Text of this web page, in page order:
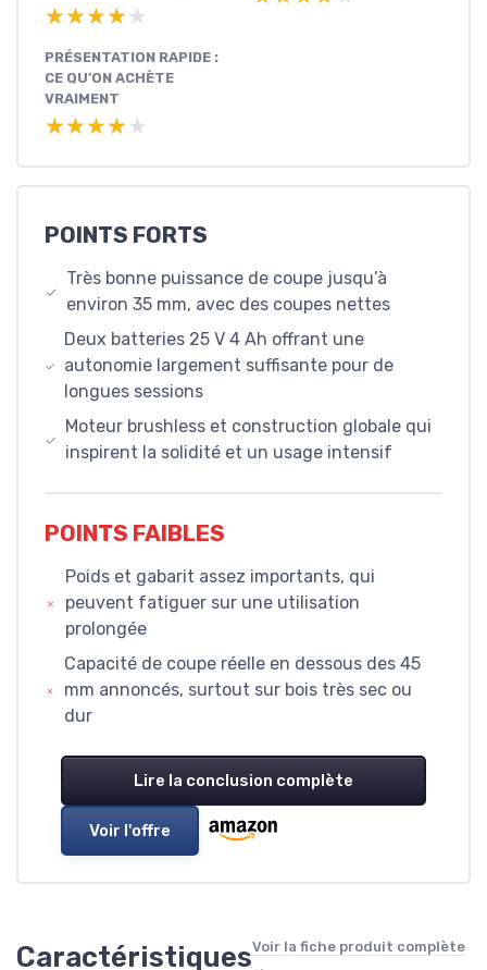
★★★★★
★★★★★
PRÉSENTATION RAPIDE :
CE QU’ON ACHÈTE
VRAIMENT
★★★★★
★★★★★
POINTS FORTS
Très bonne puissance de coupe jusqu’à
environ 35 mm, avec des coupes nettes
Deux batteries 25 V 4 Ah offrant une
autonomie largement suffisante pour de
longues sessions
Moteur brushless et construction globale qui
inspirent la solidité et un usage intensif
POINTS FAIBLES
Poids et gabarit assez importants, qui
peuvent fatiguer sur une utilisation
prolongée
Capacité de coupe réelle en dessous des 45
mm annoncés, surtout sur bois très sec ou
dur
Lire la conclusion complète
Voir l'offre
CaractéristiquesVoir la fiche produit complète